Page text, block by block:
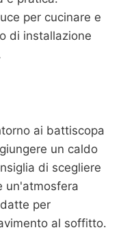
per cucinare e
di installazione
ai battiscopa
un caldo
di scegliere
un'atmosfera
per
al soffitto.